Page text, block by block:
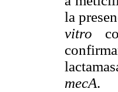
la
vitro
mecA.